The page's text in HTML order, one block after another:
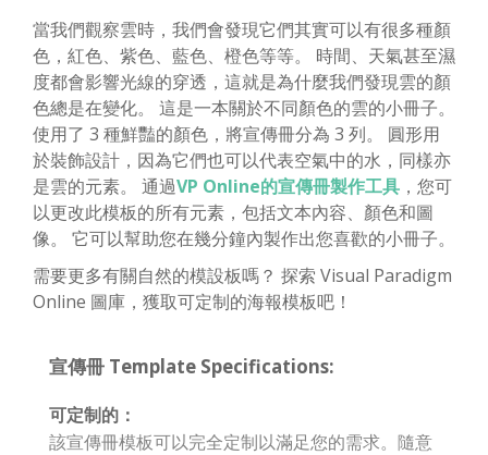
當我們觀察雲時，我們會發現它們其實可以有很多種顏
色，紅色、紫色、藍色、橙色等等。 時間、天氣甚至濕
度都會影響光線的穿透，這就是為什麼我們發現雲的顏
色總是在變化。 這是一本關於不同顏色的雲的小冊子。
使用了 3 種鮮豔的顏色，將宣傳冊分為 3 列。 圓形用
於裝飾設計，因為它們也可以代表空氣中的水，同樣亦
是雲的元素。 通過VP Online的宣傳冊製作工具 ，您可
以更改此模板的所有元素，包括文本內容、顏色和圖
像。 它可以幫助您在幾分鐘內製作出您喜歡的小冊子。
需要更多有關自然的模設板嗎？ 探索 Visual Paradigm
Online 圖庫，獲取可定制的海報模板吧！
宣傳冊 Template Specifications:
可定制的：
該宣傳冊模板可以完全定制以滿足您的需求。隨意